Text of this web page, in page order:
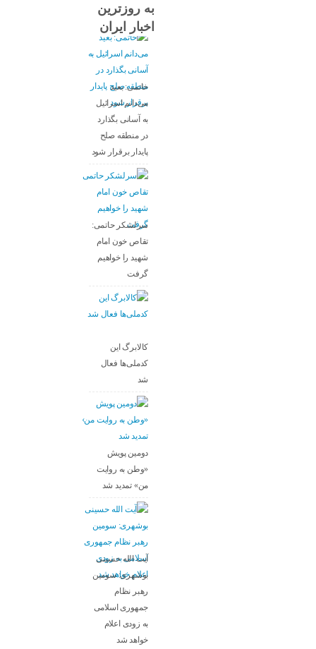
به روزترین
اخبار ایران
خاتمی: بعید
می‌دانم اسرائیل
به آسانی بگذارد
در منطقه صلح
پایدار برقرار شود
سرلشکر حاتمی:
تقاص خون امام
شهید را خواهیم
گرفت
کالابرگ این
کدملی‌ها فعال
شد
دومین پویش
«وطن به روایت
من» تمدید شد
آیت الله حسینی
بوشهری: سومین
رهبر نظام
جمهوری اسلامی
به زودی اعلام
خواهد شد